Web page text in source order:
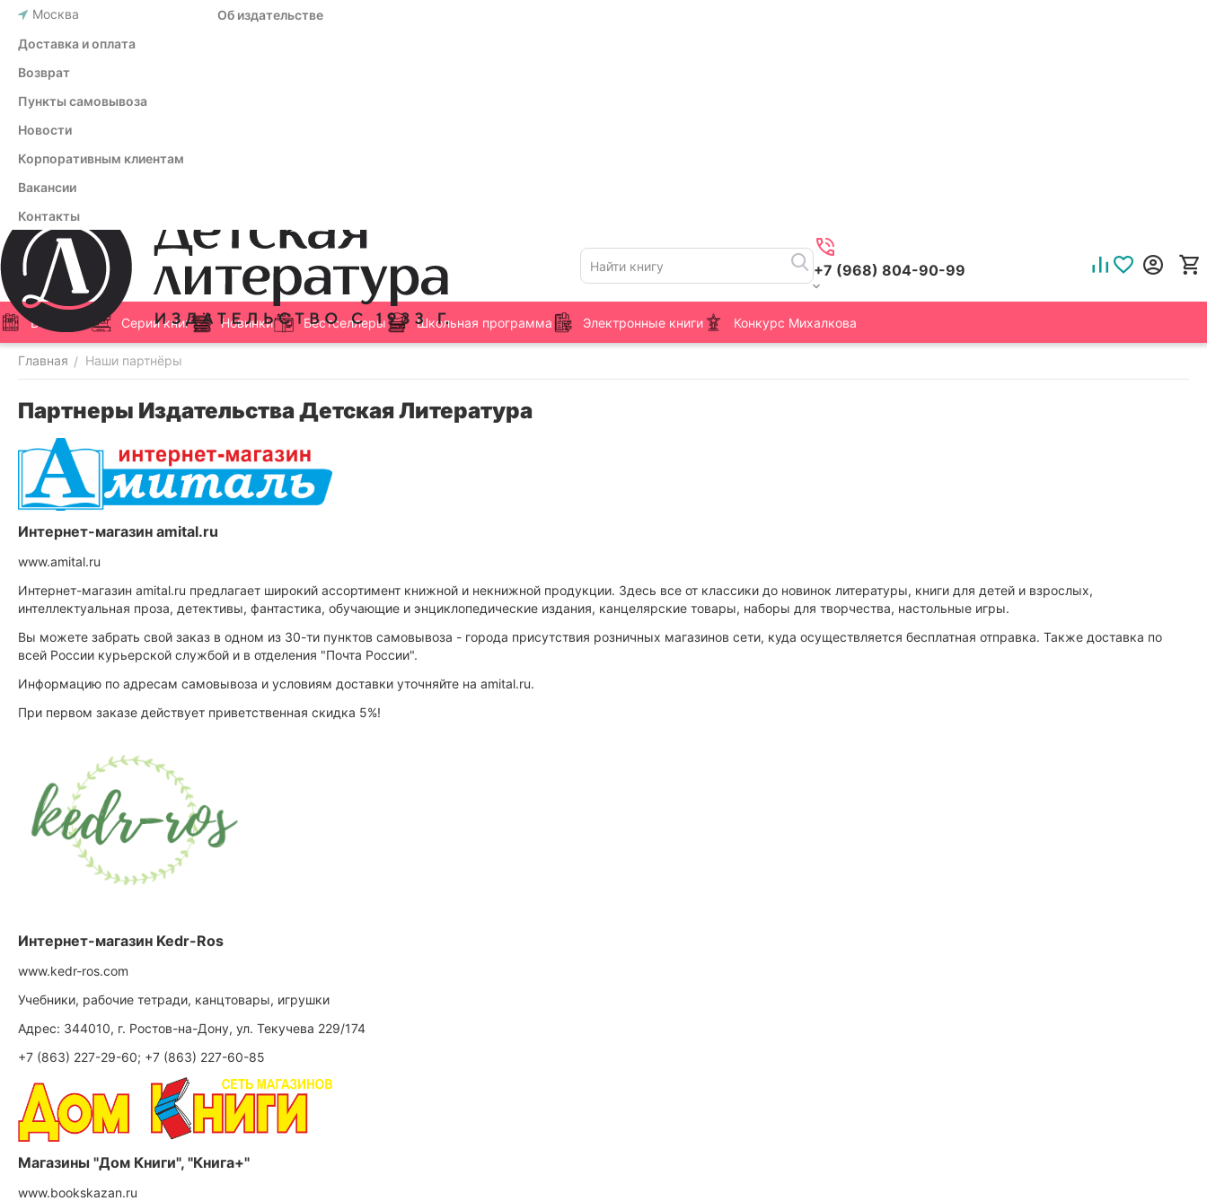
Москва
Об издательстве
Доставка и оплата
Возврат
Пункты самовывоза
Новости
Корпоративным клиентам
Вакансии
Контакты
+7 (968) 804-90-99
Все книги Серии книг Новинки Бестселлеры Школьная программа Электронные книги Конкурс Михалкова
Главная / Наши партнёры
Партнеры Издательства Детская Литература
Интернет-магазин amital.ru
www.amital.ru
Интернет-магазин amital.ru предлагает широкий ассортимент книжной и некнижной продукции. Здесь все от классики до новинок литературы, книги для детей и взрослых,
интеллектуальная проза, детективы, фантастика, обучающие и энциклопедические издания, канцелярские товары, наборы для творчества, настольные игры.
Вы можете забрать свой заказ в одном из 30-ти пунктов самовывоза - города присутствия розничных магазинов сети, куда осуществляется бесплатная отправка. Также доставка по
всей России курьерской службой и в отделения "Почта России".
Информацию по адресам самовывоза и условиям доставки уточняйте на amital.ru.
При первом заказе действует приветственная скидка 5%!
Интернет-магазин Kedr-Ros
www.kedr-ros.com
Учебники, рабочие тетради, канцтовары, игрушки
Адрес: 344010, г. Ростов-на-Дону, ул. Текучева 229/174
+7 (863) 227-29-60; +7 (863) 227-60-85
Магазины "Дом Книги", "Книга+"
www.bookskazan.ru